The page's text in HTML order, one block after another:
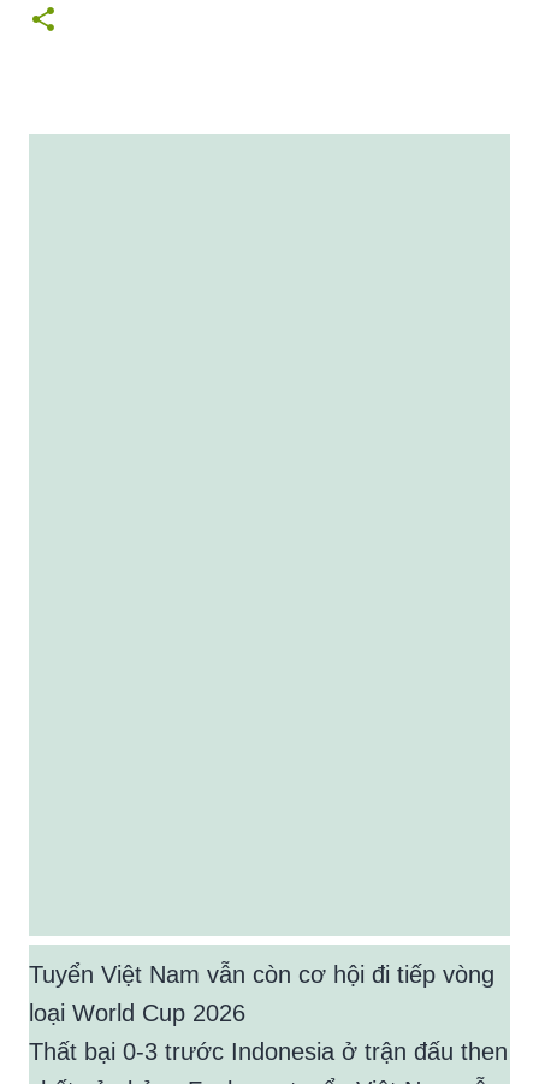
Tuyển Việt Nam vẫn còn cơ hội đi tiếp vòng
loại World Cup 2026
Thất bại 0-3 trước Indonesia ở trận đấu then